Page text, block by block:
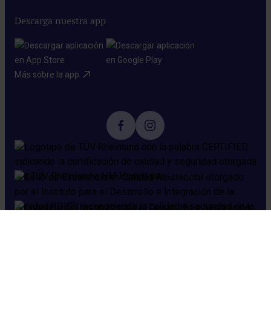
Descarga nuestra app
Más sobre la app​